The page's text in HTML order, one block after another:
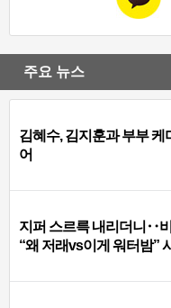
주요 뉴스
김혜수, 김지훈과 부부 케
어
지퍼 스르륵 내리더니‥
“왜 저래vs이게 워터밤”